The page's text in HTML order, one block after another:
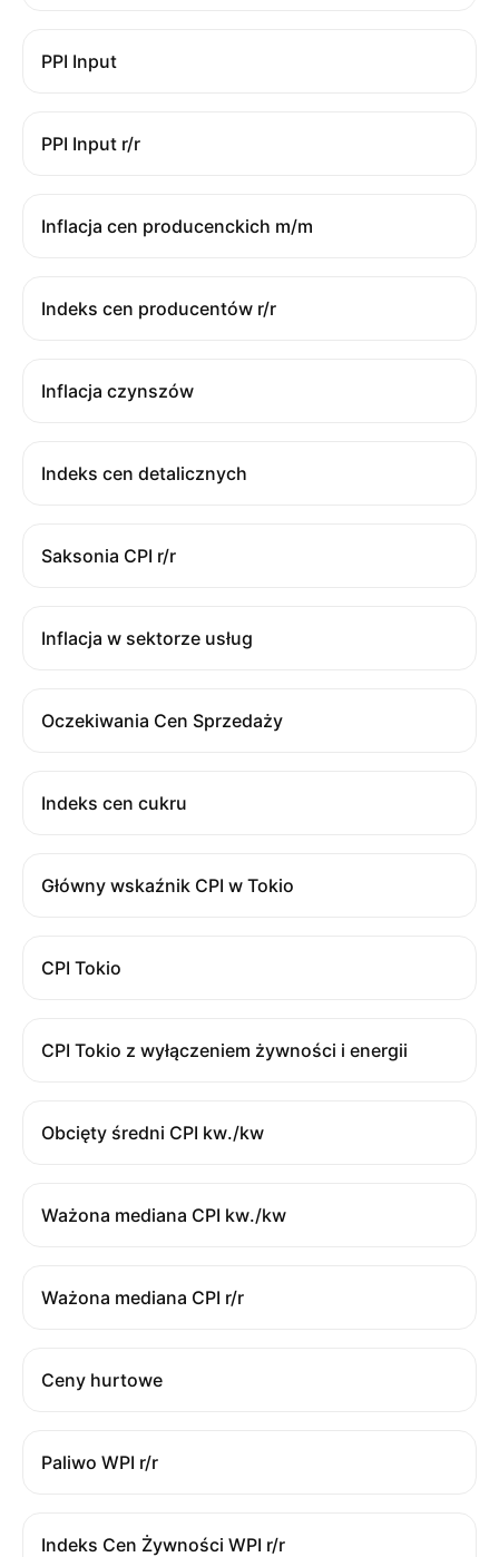
PPI Input
PPI Input r/r
Inflacja cen producenckich m/m
Indeks cen producentów r/r
Inflacja czynszów
Indeks cen detalicznych
Saksonia CPI r/r
Inflacja w sektorze usług
Oczekiwania Cen Sprzedaży
Indeks cen cukru
Główny wskaźnik CPI w Tokio
CPI Tokio
CPI Tokio z wyłączeniem żywności i energii
Obcięty średni CPI kw./kw
Ważona mediana CPI kw./kw
Ważona mediana CPI r/r
Ceny hurtowe
Paliwo WPI r/r
Indeks Cen Żywności WPI r/r